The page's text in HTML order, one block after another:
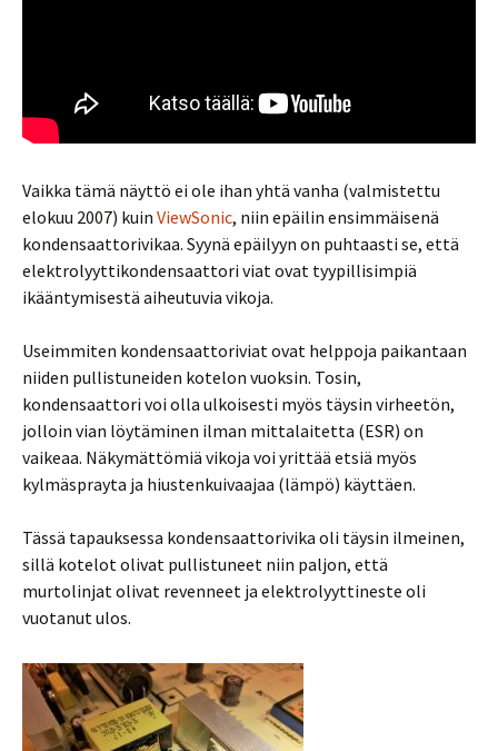
Vaikka tämä näyttö ei ole ihan yhtä vanha (valmistettu
elokuu 2007) kuin ViewSonic, niin epäilin ensimmäisenä
kondensaattorivikaa. Syynä epäilyyn on puhtaasti se, että
elektrolyyttikondensaattori viat ovat tyypillisimpiä
ikääntymisestä aiheutuvia vikoja.
Useimmiten kondensaattoriviat ovat helppoja paikantaan
niiden pullistuneiden kotelon vuoksin. Tosin,
kondensaattori voi olla ulkoisesti myös täysin virheetön,
jolloin vian löytäminen ilman mittalaitetta (ESR) on
vaikeaa. Näkymättömiä vikoja voi yrittää etsiä myös
kylmäsprayta ja hiustenkuivaajaa (lämpö) käyttäen.
Tässä tapauksessa kondensaattorivika oli täysin ilmeinen,
sillä kotelot olivat pullistuneet niin paljon, että
murtolinjat olivat revenneet ja elektrolyyttineste oli
vuotanut ulos.